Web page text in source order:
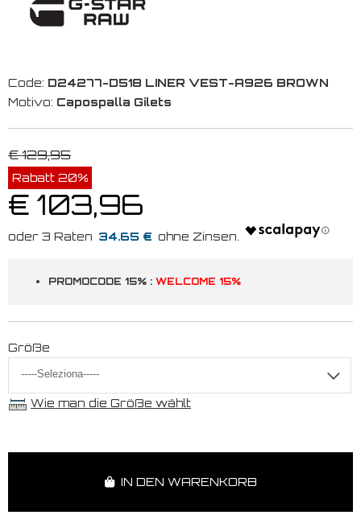
Code: D24277-D518 LINER VEST-A926 BROWN
Motivo: Capospalla Gilets
€ 129,95
Rabatt 20%
€ 103,96
34.65 €
PROMOCODE 15% : WELCOME 15%
Größe
Wie man die Größe wählt
IN DEN WARENKORB